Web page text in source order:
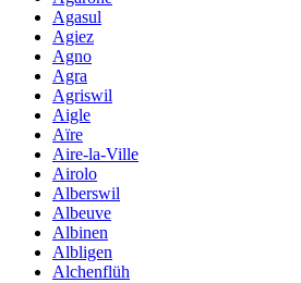
Agasul
Agiez
Agno
Agra
Agriswil
Aigle
Aïre
Aire-la-Ville
Airolo
Alberswil
Albeuve
Albinen
Albligen
Alchenflüh